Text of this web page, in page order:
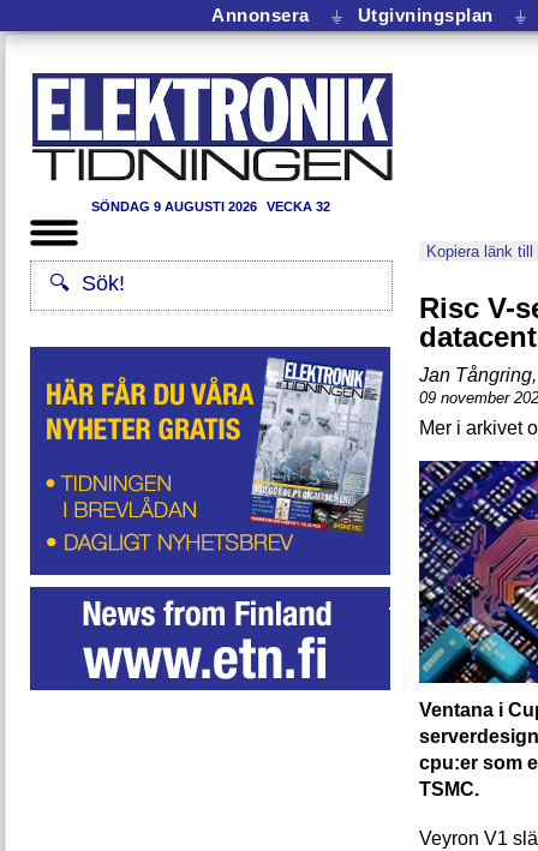
Annonsera ⏚ Utgivningsplan ⏚
SÖNDAG 9 AUGUSTI 2026 VECKA 32
Kopiera länk till
Risc V-
Jan Tångring,
09 november
Ventana i
cpu:er som
TSMC.
Veyron V1